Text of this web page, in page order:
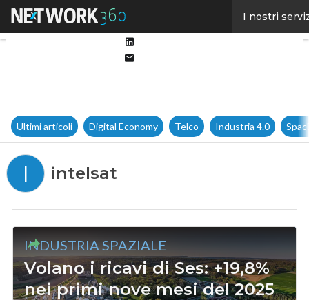
I nostri
Ultimi articoli Digital Economy Telco Industria 4.0
I intelsat
INDUSTRIA SPAZIALE
Volano i ricavi di Ses: +19,8%
nei primi nove mesi del 2025